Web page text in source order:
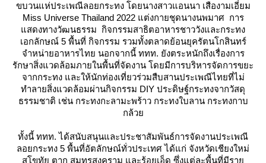
ขบวนแห่ประเพณีลอยกระทง โดยนางสาวแอนนา เสืองามเอี่ยม
Miss Universe Thailand 2022 แต่งกายชุดนางนพมาศ การ
สดงทางวัฒนธรรม กิจกรรมสาธิตอาหารชาววังและกระทง
เอกลักษณ์ 5 พื้นที่ กิจกรรม รวมทั้งตลาดย้อนยุครัตนโกสินทร์
จำหน่ายอาหารไทย นอกจากนี้ ททท. ยังตระหนักถึงเรื่องการ
รักษาสิ่งแวดล้อมภายในพื้นที่จัดงาน โดยมีการบริหารจัดการขยะ
จากกระทง และให้นักท่องเที่ยวร่วมสืบสานประเพณีไทยที่ไม่
ทำลายสิ่งแวดล้อมผ่านกิจกรรม DIY ประดิษฐ์กระทงจากวัสดุ
ธรรมชาติ เช่น กระทงกะลามะพร้าว กระทงใบลาน กระทงกาบ
กล้ว
ทั้งนี้ ททท. ได้สนับสนุนและประชาสัมพันธ์การจัดงานประเพณี
ลอยกระทง 5 พื้นที่อัตลักษณ์ทั่วประเทศ ได้แก่ จังหวัดเชียงใหม่
สุโขทัย ตาก สมุทรสงคราม และร้อยเอ็ด ซึ่งแต่ละพื้นที่มีรา